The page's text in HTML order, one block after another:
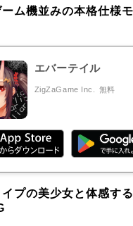
ム機並みの本格仕様
エバーテイル
ZigZaGame Inc. 無料
プの美少女と体感す